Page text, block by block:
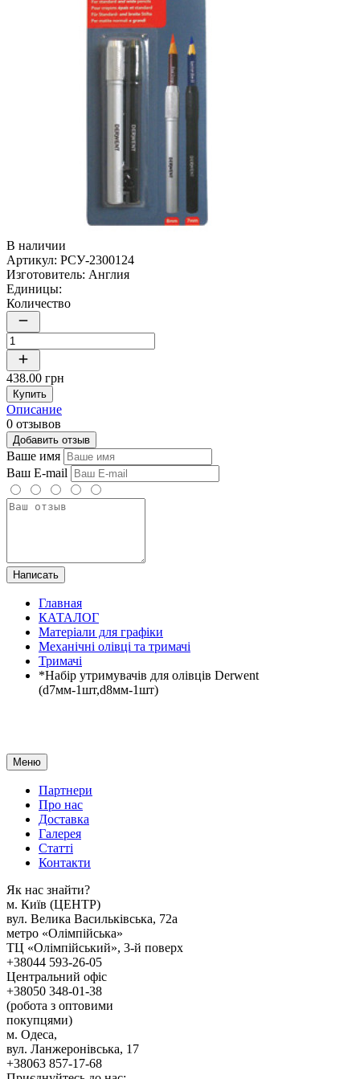
В наличии
Артикул: РСУ-2300124
Изготовитель: Англия
Единицы:
Количество
438.00 грн
Купить
Описание
0 отзывов
Добавить отзыв
Ваше имя
Ваш E-mail
Написать
Главная
КАТАЛОГ
Матеріали для графіки
Механічні олівці та тримачі
Тримачі
*Набір утримувачів для олівців Derwent
(d7мм-1шт,d8мм-1шт)
Меню
Партнери
Про нас
Доставка
Галерея
Статтi
Контакти
Як наc знайти?
м. Киïв (ЦЕНТР)
вул. Велика Васильківська, 72а
метро «Олімпійська»
ТЦ «Олімпійський», 3-й поверх
+38044 593-26-05
Центральний офіс
+38050 348-01-38
(робота з оптовими
покупцями)
м. Одеса,
вул. Ланжеронівська, 17
+38063 857-17-68